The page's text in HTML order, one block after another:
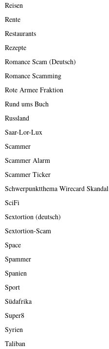
Reisen
Rente
Restaurants
Rezepte
Romance Scam (Deutsch)
Romance Scamming
Rote Armee Fraktion
Rund ums Buch
Russland
Saar-Lor-Lux
Scammer
Scammer Alarm
Scammer Ticker
Schwerpunktthema Wirecard Skandal
SciFi
Sextortion (deutsch)
Sextortion-Scam
Space
Spammer
Spanien
Sport
Südafrika
Super8
Syrien
Taliban